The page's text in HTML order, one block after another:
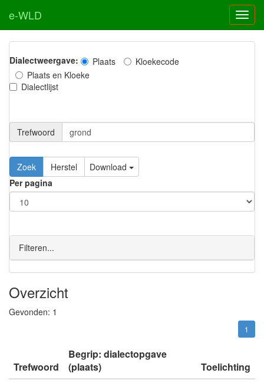
e-WLD
Dialectweergave: Plaats
Kloekecode
Plaats en Kloeke
Dialectlijst
Trefwoord
Download
Per pagina
Filteren...
Overzicht
Gevonden: 1
1
Trefwoord
Begrip: dialectopgave
(plaats)
Toelichting